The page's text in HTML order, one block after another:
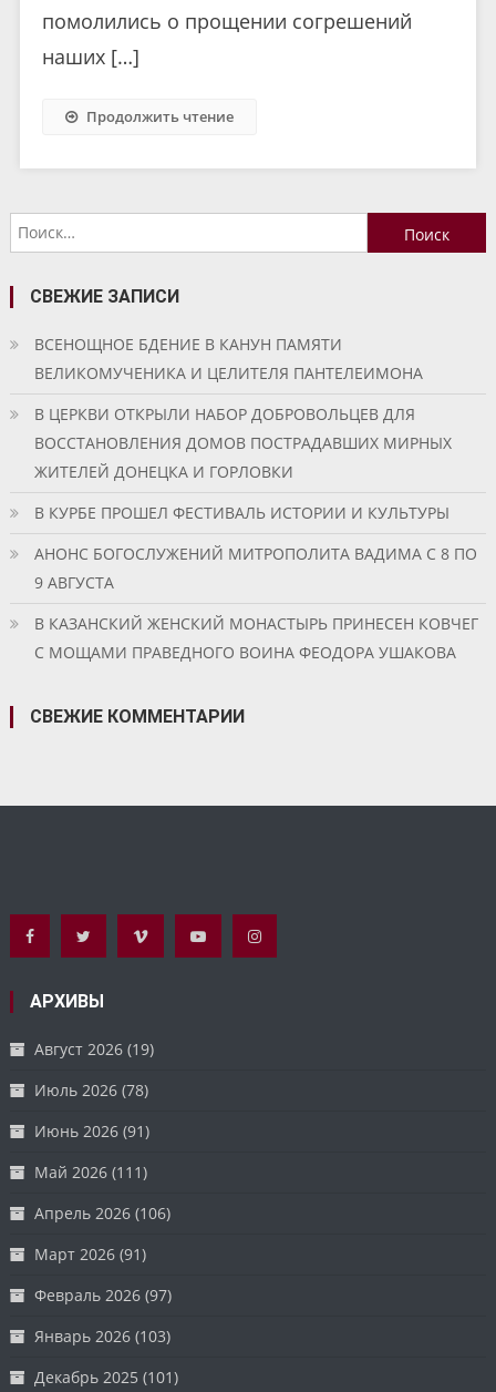
помолились о прощении согрешений
наших […]
Продолжить чтение
Найти:
СВЕЖИЕ ЗАПИСИ
ВСЕНОЩНОЕ БДЕНИЕ В КАНУН ПАМЯТИ
ВЕЛИКОМУЧЕНИКА И ЦЕЛИТЕЛЯ ПАНТЕЛЕИМОНА
В ЦЕРКВИ ОТКРЫЛИ НАБОР ДОБРОВОЛЬЦЕВ ДЛЯ
ВОССТАНОВЛЕНИЯ ДОМОВ ПОСТРАДАВШИХ МИРНЫХ
ЖИТЕЛЕЙ ДОНЕЦКА И ГОРЛОВКИ
В КУРБЕ ПРОШЕЛ ФЕСТИВАЛЬ ИСТОРИИ И КУЛЬТУРЫ
АНОНС БОГОСЛУЖЕНИЙ МИТРОПОЛИТА ВАДИМА С 8 ПО
9 АВГУСТА
В КАЗАНСКИЙ ЖЕНСКИЙ МОНАСТЫРЬ ПРИНЕСЕН КОВЧЕГ
С МОЩАМИ ПРАВЕДНОГО ВОИНА ФЕОДОРА УШАКОВА
СВЕЖИЕ КОММЕНТАРИИ
АРХИВЫ
Август 2026 (19)
Июль 2026 (78)
Июнь 2026 (91)
Май 2026 (111)
Апрель 2026 (106)
Март 2026 (91)
Февраль 2026 (97)
Январь 2026 (103)
Декабрь 2025 (101)